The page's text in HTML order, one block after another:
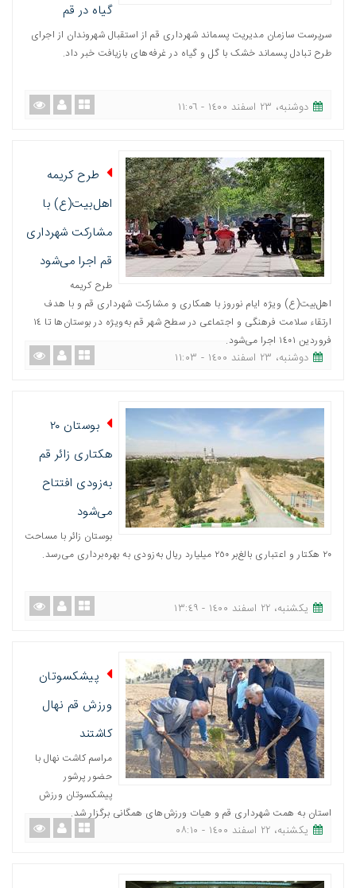
گیاه در قم
سرپرست سازمان مدیریت پسماند شهرداری قم از استقبال شهروندان از اجرای
طرح تبادل پسماند خشک با گل و گیاه در غرفه‌های بازیافت خبر داد.
دوشنبه، ٢٣ اسفند ١٤٠٠ - ١١:٠٦
طرح کریمه
اهل‌بیت(ع) با
مشارکت شهرداری
قم اجرا می‌شود
طرح کریمه
اهل‌بیت(ع) ویژه ایام نوروز با همکاری و مشارکت شهرداری قم و با هدف
ارتقاء سلامت فرهنگی و اجتماعی در سطح شهر قم به‌ویژه در بوستان‌ها تا ١٤
فروردین ١٤٠١ اجرا می‌شود.
دوشنبه، ٢٣ اسفند ١٤٠٠ - ١١:٠٣
بوستان ۲۰
هکتاری زائر قم
به‌زودی افتتاح
می‌شود
بوستان زائر با مساحت
٢٠ هکتار و اعتباری بالغ‌بر ٢٥٠ میلیارد ریال به‌زودی به بهره‌برداری می‌رسد.
یکشنبه، ٢٢ اسفند ١٤٠٠ - ١٣:٤٩
پیشکسوتان
ورزش قم نهال
کاشتند
مراسم کاشت نهال با
حضور پرشور
پیشکسوتان ورزش
استان به همت شهرداری قم و هیات ورزش‌های همگانی برگزار شد.
یکشنبه، ٢٢ اسفند ١٤٠٠ - ٠٨:١٠